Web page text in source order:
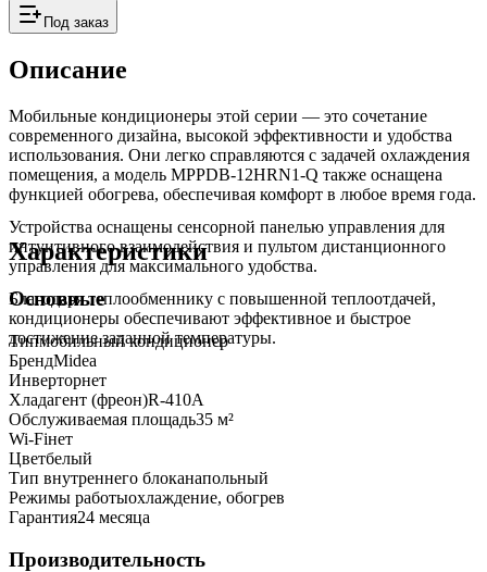
Под заказ
Описание
Мобильные кондиционеры этой серии — это сочетание
современного дизайна, высокой эффективности и удобства
использования. Они легко справляются с задачей охлаждения
помещения, а модель MPPDB-12HRN1-Q также оснащена
функцией обогрева, обеспечивая комфорт в любое время года.
Устройства оснащены сенсорной панелью управления для
интуитивного взаимодействия и пультом дистанционного
управления для максимального удобства.
Благодаря теплообменнику с повышенной теплоотдачей,
кондиционеры обеспечивают эффективное и быстрое
достижение заданной температуры.
Характеристики
Основные
Типмобильный кондиционер
БрендMidea
Инверторнет
Хладагент (фреон)R-410A
Обслуживаемая площадь35 м²
Wi-Fiнет
Цветбелый
Тип внутреннего блоканапольный
Режимы работыохлаждение, обогрев
Гарантия24 месяца
Производительность